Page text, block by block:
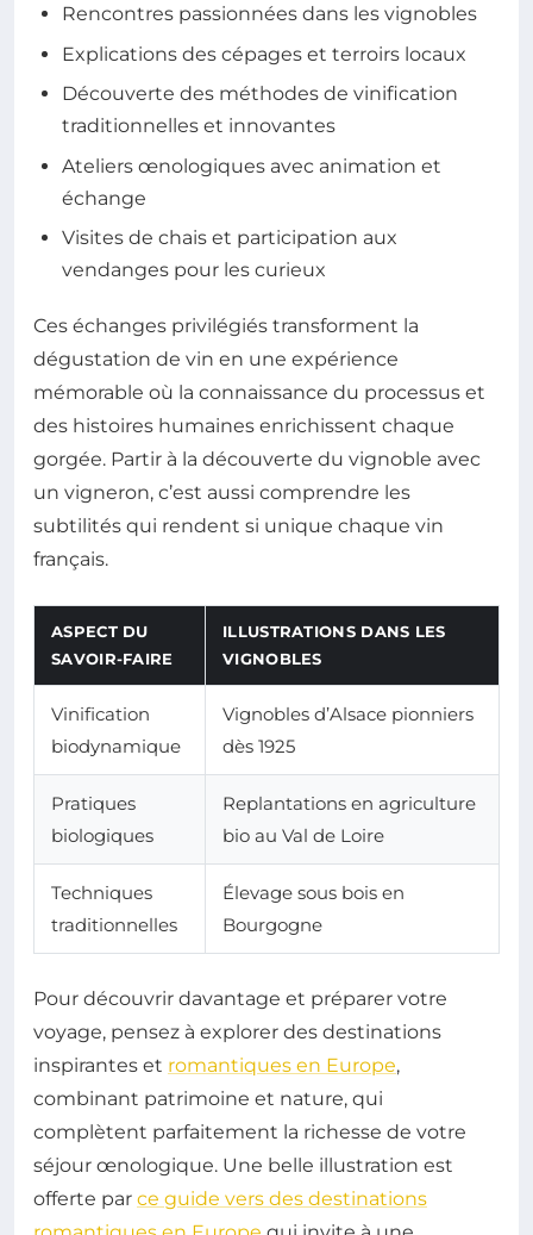
Rencontres passionnées dans les vignobles
Explications des cépages et terroirs locaux
Découverte des méthodes de vinification
traditionnelles et innovantes
Ateliers œnologiques avec animation et
échange
Visites de chais et participation aux
vendanges pour les curieux
Ces échanges privilégiés transforment la
dégustation de vin en une expérience
mémorable où la connaissance du processus et
des histoires humaines enrichissent chaque
gorgée. Partir à la découverte du vignoble avec
un vigneron, c’est aussi comprendre les
subtilités qui rendent si unique chaque vin
français.
ASPECT DU
SAVOIR-FAIRE
ILLUSTRATIONS DANS LES
VIGNOBLES
Vinification
biodynamique
Vignobles d’Alsace pionniers
dès 1925
Pratiques
biologiques
Replantations en agriculture
bio au Val de Loire
Techniques
traditionnelles
Élevage sous bois en
Bourgogne
Pour découvrir davantage et préparer votre
voyage, pensez à explorer des destinations
inspirantes et romantiques en Europe,
combinant patrimoine et nature, qui
complètent parfaitement la richesse de votre
séjour œnologique. Une belle illustration est
offerte par ce guide vers des destinations